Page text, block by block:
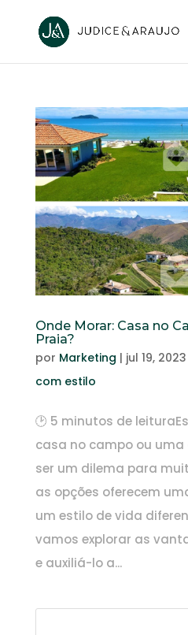
Onde Morar: Casa no
Praia?
por Marketing | jul 19, 2023
com estilo
🕑 5 minutos de
casa no campo ou
ser um dilema para
as opções oferecem
um estilo de vida
vamos explorar as
e auxiliá-lo a...